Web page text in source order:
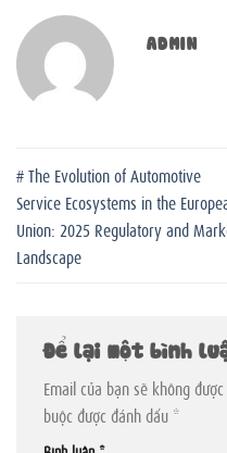
ADMIN
# The Evolution of Automotive
Service Ecosystems in the
Union: 2025 Regulatory and
Landscape
Để lại một bình
Email của bạn sẽ không
buộc được đánh dấu *